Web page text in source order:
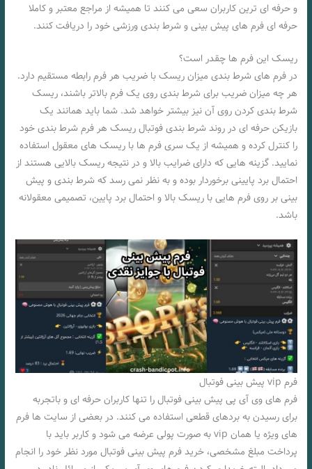
و حرفه ای ترین کاربران سعی می کنند تا همیشه از مراجع معتبر و کاملا
حرفه ای فرم های پیش بینی و شرط بندی ورزشی خود را دریافت کنند.
ریسک این فرم ها چقدر است؟
در فرم های شرط بندی میزان ریسک با ضریب هر فرم رابطه مستقیم دارد.
هر چه میزان ضریب برای شرط بندی روی یک فرم بالاتر باشند، ریسک
شرط بندی کردن روی آن نیز بیشتر خواهد شد. شما باید همانند یک
بازیکن حرفه ای در روند شرط بندی فوتبال ریسک هر فرم شرط بندی خود
را کنترل کرده و همیشه از یک سری فرم ها با ریسک های معقول استفاده
نمایید. گزینه هایی که دارای ضرایب بالا و در نتیجه ریسک بالایی هستند از
احتمال برد پایینی برخوردار بوده و به نظر نمی رسد که شرط بندی و پیش
بینی بر روی فرم هایی با ریسک بالا و احتمال برد پایین، تصمیمی معقولانه
باشد.
فرم vip پیش بینی فوتبال
فرم های وی آی پی پیش بینی فوتبال را تنها کاربران حرفه ای و باتجربه
برای رسیدن به بردهای قطعی استفاده می کنند. در بعضی از سایت ها فرم
های ویژه یا همان vip به صورت پولی عرضه می شود و کاربر باید با
پرداخت مبلغ مشخصی، خرید فرم پیش بینی فوتبال مورد نظر خود را انجام